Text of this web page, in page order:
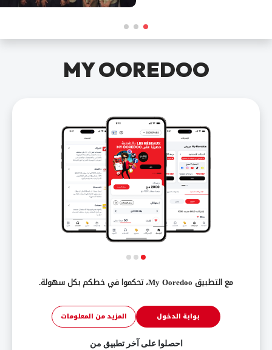
MY OOREDOO
مع التطبيق My Ooredoo، تحكموا في خطكم بكل سهولة.
بوابة الدخول المزيد من المعلومات
احصلوا على آخر تطبيق من